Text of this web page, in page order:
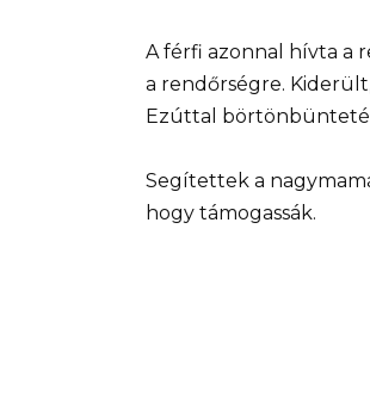
A férfi azonnal hívta a
a rendőrségre.
Ezúttal
Segítettek a
hogy támogassák.